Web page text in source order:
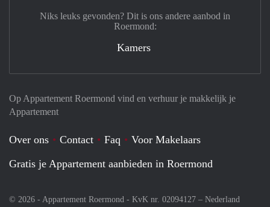
Op Appartement Roermond vind en verhuur je makkelijk je
Appartement
Over ons Contact Faq
Voor Makelaars
Gratis je Appartement aanbieden in Roermond
© 2026 - Appartement Roermond - KvK nr. 02094127 – Nederland
Niks leuks gevonden? Dit is ons andere aanbod in
Roermond:
Kamers